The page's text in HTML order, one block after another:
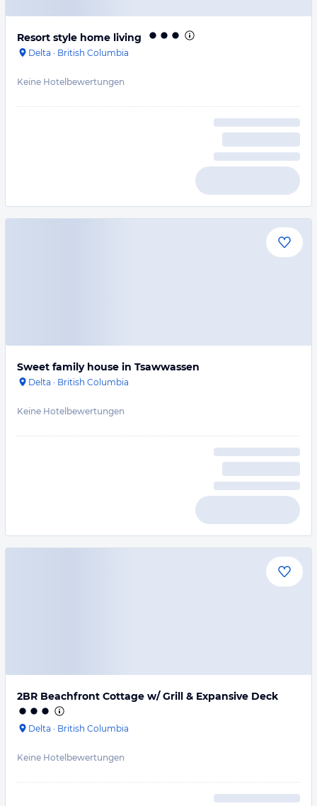
Resort style home living
Delta · British Columbia
Keine Hotelbewertungen
Sweet family house in Tsawwassen
Delta · British Columbia
Keine Hotelbewertungen
2BR Beachfront Cottage w/ Grill & Expansive Deck
Delta · British Columbia
Keine Hotelbewertungen